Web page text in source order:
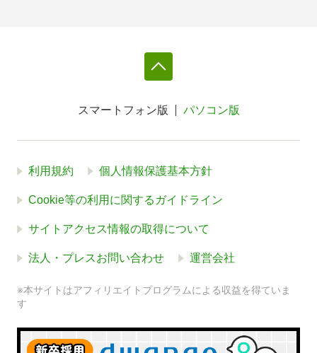
スマートフォン版 パソコン版
利用規約 個人情報保護基本方針
Cookie等の利用に関するガイドライン
サイトアクセス情報の取得について
法人・プレスお問い合わせ 運営会社
※本サイトはアフィリエイトプログラムによる収益を得ていま
す